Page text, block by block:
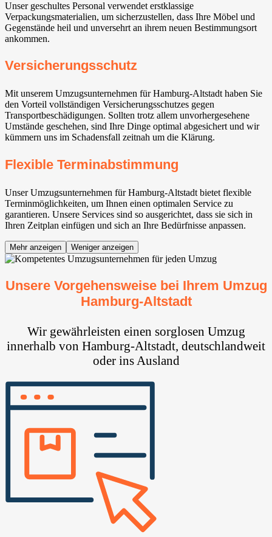
Unser geschultes Personal verwendet erstklassige
Verpackungsmaterialien, um sicherzustellen, dass Ihre Möbel und
Gegenstände heil und unversehrt an ihrem neuen Bestimmungsort
ankommen.
Versicherungsschutz
Mit unserem Umzugsunternehmen für Hamburg-Altstadt haben Sie
den Vorteil vollständigen Versicherungsschutzes gegen
Transportbeschädigungen. Sollten trotz allem unvorhergesehene
Umstände geschehen, sind Ihre Dinge optimal abgesichert und wir
kümmern uns im Schadensfall zeitnah um die Klärung.
Flexible Terminabstimmung
Unser Umzugsunternehmen für Hamburg-Altstadt bietet flexible
Terminmöglichkeiten, um Ihnen einen optimalen Service zu
garantieren. Unsere Services sind so ausgerichtet, dass sie sich in
Ihren Zeitplan einfügen und sich an Ihre Bedürfnisse anpassen.
Mehr anzeigen Weniger anzeigen
Unsere Vorgehensweise bei Ihrem Umzug
Hamburg-Altstadt
Wir gewährleisten einen sorglosen Umzug
innerhalb von Hamburg-Altstadt, deutschlandweit
oder ins Ausland